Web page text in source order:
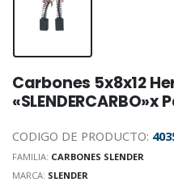
Carbones 5x8x12
«SLENDERCARBO»x
CODIGO DE PRODUCTO:
FAMILIA: CARBONES SLENDER
MARCA: SLENDER